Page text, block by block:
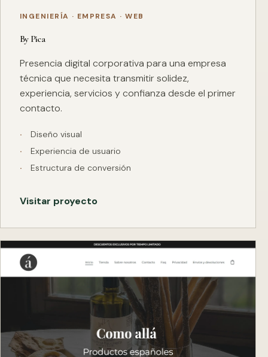
INGENIERÍA · EMPRESA · WEB
By Pica
Presencia digital corporativa para una empresa
técnica que necesita transmitir solidez,
experiencia, servicios y confianza desde el primer
contacto.
Diseño visual
Experiencia de usuario
Estructura de conversión
Visitar proyecto